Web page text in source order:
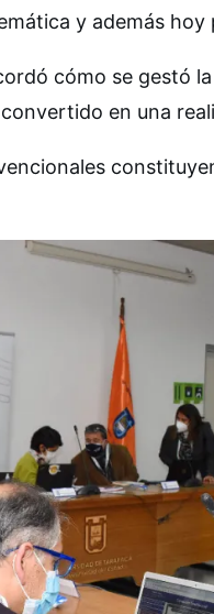
y además hoy
cómo se gestó
en una